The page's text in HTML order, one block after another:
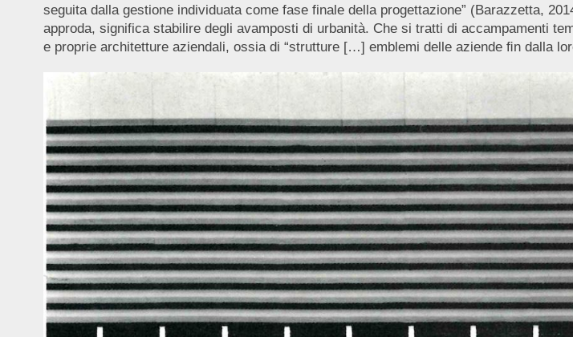
seguita dalla gestione individuata come fase finale della progettazione” (Barazzetta,
approda, significa stabilire degli avamposti di urbanità. Che si tratti di accampamenti
e proprie architetture aziendali, ossia di “strutture […] emblemi delle aziende ﬁn dalla